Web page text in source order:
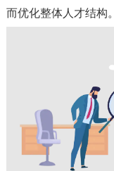
而优化整体人才结构。